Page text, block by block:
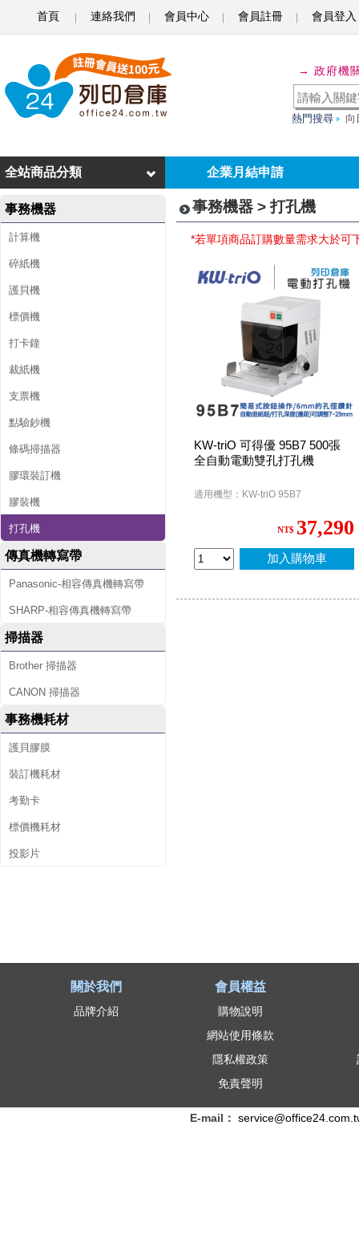
首頁 連絡我們 會員中心 會員註冊 會員登入
孔
機
→ 政府機
熱門搜尋 向
企業月結申請
全站商品分類
事務機器
計算機
碎紙機
護貝機
標價機
打卡鐘
裁紙機
支票機
點驗鈔機
條碼掃描器
膠環裝訂機
膠裝機
打孔機
傳真機轉寫帶
Panasonic-相容傳真機轉寫帶
SHARP-相容傳真機轉寫帶
掃描器
Brother 掃描器
CANON 掃描器
事務機耗材
護貝膠膜
裝訂機耗材
考勤卡
標價機耗材
投影片
事務機器 > 打孔機
*若單項商品訂購數量需求大於可
KW-triO 可得優 95B7 500張
全自動電動雙孔打孔機
適用機型：KW-triO 95B7
NT$ 37,290
加入購物車
關於我們
品牌介紹
會員權益
購物說明
網站使用條款
隱私權政策
免責聲明
E-mail：